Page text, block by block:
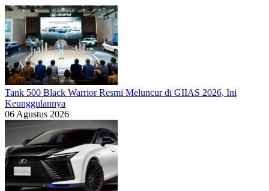
Tank 500 Black Warrior Resmi Meluncur di GIIAS 2026, Ini
Keunggulannya
06 Agustus 2026